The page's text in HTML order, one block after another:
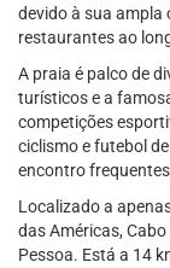
devido à sua ampla
restaurantes ao
A praia é palco de
turísticos e a
competições
ciclismo e futebol
encontro
Localizado a
das Américas,
Pessoa. Está a 14